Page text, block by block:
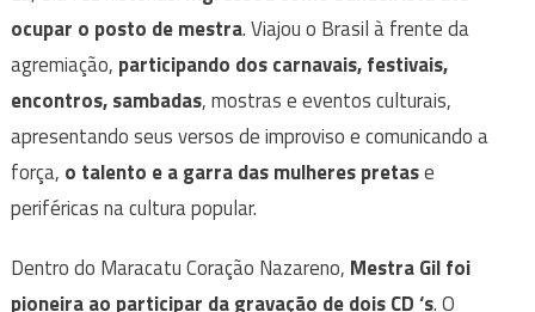
ocupar o posto de mestra. Viajou o Brasil à frente da
agremiação, participando dos carnavais, festivais,
encontros, sambadas, mostras e eventos culturais,
apresentando seus versos de improviso e comunicando a
força, o talento e a garra das mulheres pretase
periféricas na cultura popular.
Dentro do Maracatu Coração Nazareno, Mestra Gil foi
pioneira ao participar da gravação de dois CD ‘s. O